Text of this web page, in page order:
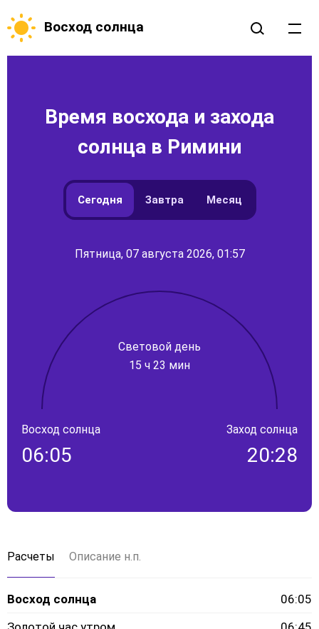
Восход солнца
Время восхода и захода
солнца в Римини
Сегодня Завтра Месяц
Пятница, 07 августа 2026, 01:57
Световой день
15 ч 23 мин
Восход солнца
06:05
Заход солнца
20:28
Расчеты Описание н.п.
Восход солнца
06:05